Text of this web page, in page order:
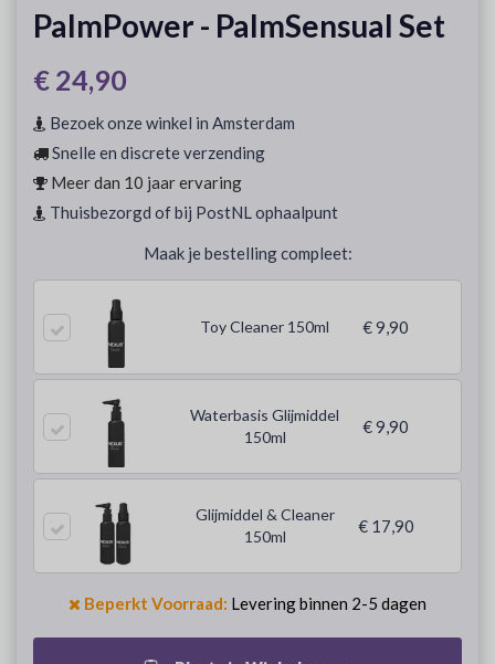
PalmPower - PalmSensual Set
€ 24,90
Bezoek onze winkel in Amsterdam
Snelle en discrete verzending
Meer dan 10 jaar ervaring
Thuisbezorgd of bij PostNL ophaalpunt
Maak je bestelling compleet:
Toy Cleaner 150ml € 9,90
Waterbasis Glijmiddel
150ml
€ 9,90
Glijmiddel & Cleaner
150ml
€ 17,90
Beperkt Voorraad: Levering binnen 2-5 dagen